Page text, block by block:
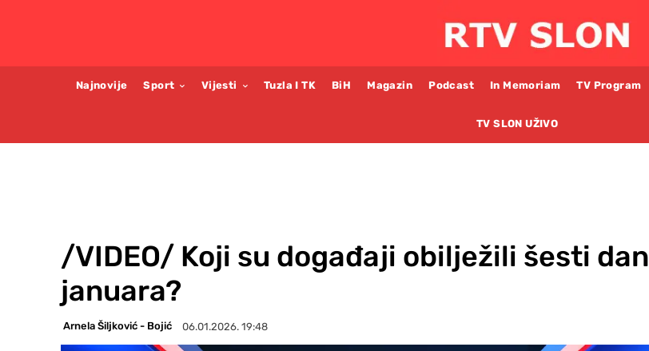
Najnovije Sport Vijesti Tuzla I TK BiH Magazin Podcast In Memoriam TV Program
TV SLON UŽIVO
/VIDEO/ Koji su događaji obilježili šesti dan
januara?
Arnela Šiljković - Bojić 06.01.2026. 19:48